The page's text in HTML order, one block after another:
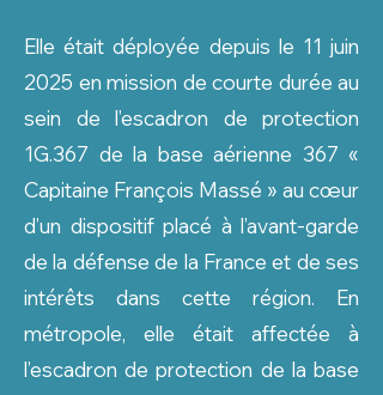
Elle était déployée depuis le 11 juin
2025 en mission de courte durée au
sein de l’escadron de protection
1G.367 de la base aérienne 367 «
Capitaine François Massé » au cœur
d’un dispositif placé à l’avant-garde
de la défense de la France et de ses
intérêts dans cette région. En
métropole, elle était affectée à
l’escadron de protection de la base